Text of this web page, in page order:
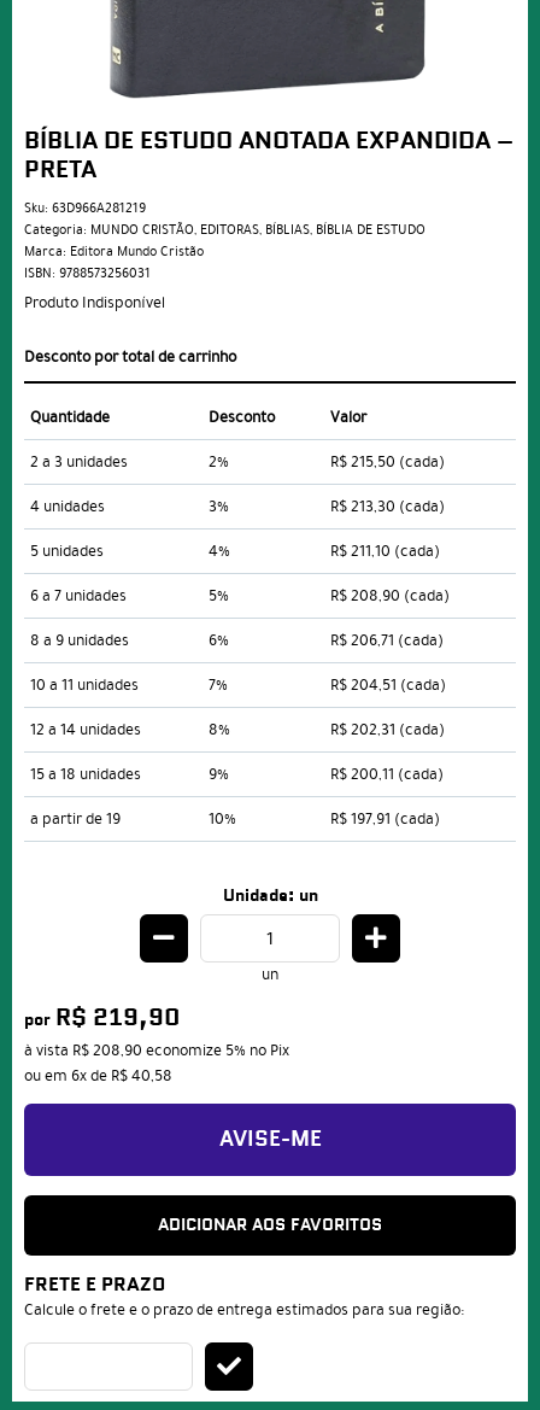
BÍBLIA DE ESTUDO ANOTADA EXPANDIDA –
PRETA
Sku: 63D966A281219
Categoria: MUNDO CRISTÃO, EDITORAS, BÍBLIAS, BÍBLIA DE ESTUDO
Marca: Editora Mundo Cristão
ISBN: 9788573256031
Produto Indisponível
Desconto por total de carrinho
Quantidade Desconto
Valor
2 a 3 unidades
2% R$ 215,50 (cada)
4 unidades
3% R$ 213,30 (cada)
5 unidades
4% R$ 211,10 (cada)
6 a 7 unidades
5% R$ 208,90 (cada)
8 a 9 unidades
6% R$ 206,71 (cada)
10 a 11 unidades
7% R$ 204,51 (cada)
12 a 14 unidades
8% R$ 202,31 (cada)
15 a 18 unidades
9% R$ 200,11 (cada)
a partir de 19
10% R$ 197,91 (cada)
Unidade: un
un
por R$ 219,90
à vista R$ 208,90 economize 5% no Pix
ou em 6xde R$ 40,58
AVISE-ME
ADICIONAR AOS FAVORITOS
FRETE E PRAZO
Calcule o frete e o prazo de entrega estimados para sua região: